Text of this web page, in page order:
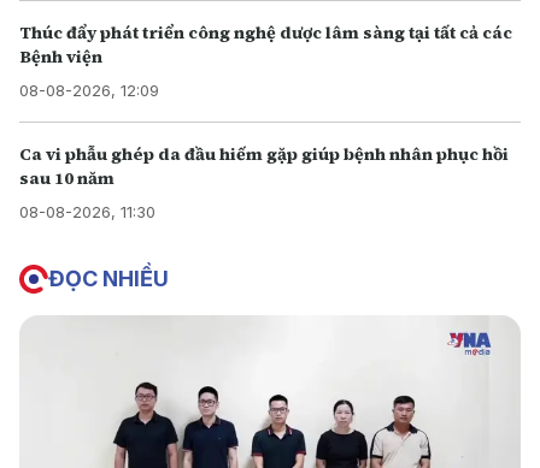
Thúc đẩy phát triển công nghệ dược lâm sàng tại tất cả các
Bệnh viện
08-08-2026, 12:09
Ca vi phẫu ghép da đầu hiếm gặp giúp bệnh nhân phục hồi
sau 10 năm
08-08-2026, 11:30
ĐỌC NHIỀU